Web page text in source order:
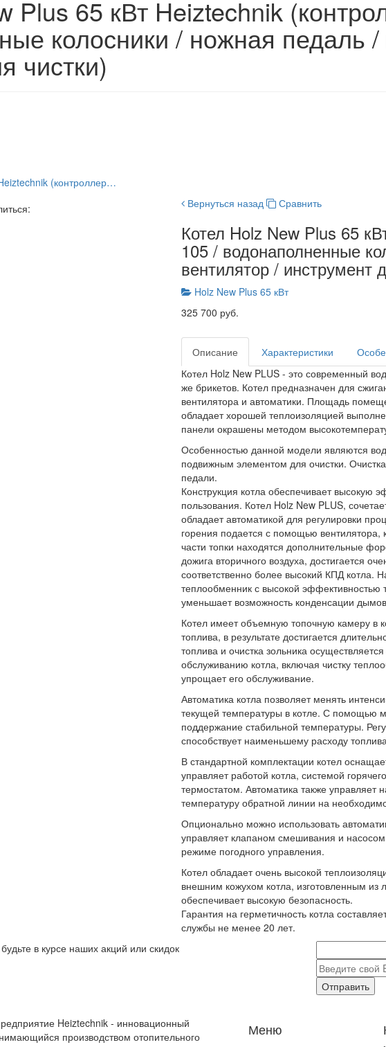
Plus 65 кВт Heiztechnik
колосники / ножная педаль /
чистки)
(контроллер…
Вернуться назад Сравнить
Котел Holz New Plus 65
105 / водонаполненные
вентилятор / инструмент
Holz New Plus 65 кВт
325 700 руб.
Описание
Характеристики
Котел Holz New PLUS - это современный
же брикетов. Котел предназначен для
вентилятора и автоматики. Площадь
обладает хорошей теплоизоляцией
панели окрашены методом
Особенностью данной модели являются
подвижным элементом для очистки.
педали.
Конструкция котла обеспечивает высокую
пользования. Котел Holz New PLUS,
обладает автоматикой для регулировки
горения подается с помощью вентилятора,
части топки находятся дополнительные
дожига вторичного воздуха, достигается
соответственно более высокий КПД котла.
теплообменник с высокой эффективностью
уменьшает возможность конденсации
Котел имеет объемную топочную камеру в
топлива, в результате достигается
топлива и очистка зольника
обслуживанию котла, включая чистку
упрощает его обслуживание.
Автоматика котла позволяет менять
текущей температуры в котле. С помощью
поддержание стабильной температуры.
способствует наименьшему расходу
В стандартной комплектации котел
управляет работой котла, системой
термостатом. Автоматика также управляет
температуру обратной линии на
Опционально можно использовать
управляет клапаном смешивания и
режиме погодного управления.
Котел обладает очень высокой
внешним кожухом котла, изготовленным из
обеспечивает высокую безопасность.
Гарантия на герметичность котла
службы не менее 20 лет.
в курсе наших акций или скидок
Отправить
Heiztechnik - инновационный
производством отопительного
Меню